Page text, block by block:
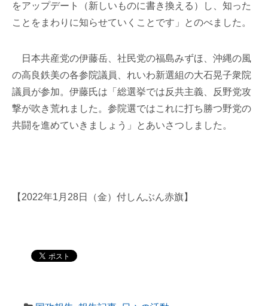
をアップデート（新しいものに書き換える）し、知った
ことをまわりに知らせていくことです」とのべました。
日本共産党の伊藤岳、社民党の福島みずほ、沖縄の風
の高良鉄美の各参院議員、れいわ新選組の大石晃子衆院
議員が参加。伊藤氏は「総選挙では反共主義、反野党攻
撃が吹き荒れました。参院選ではこれに打ち勝つ野党の
共闘を進めていきましょう」とあいさつしました。
【2022年1月28日（金）付しんぶん赤旗】